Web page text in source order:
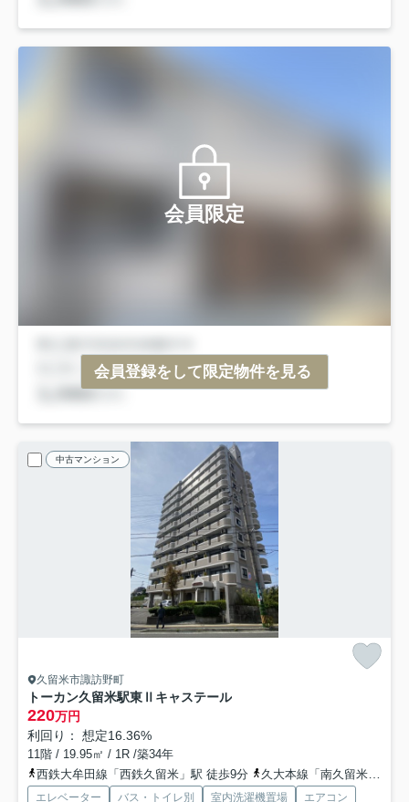
会員限定
会員登録をして限定物件を見る
中古マンション
久留米市諏訪野町
トーカン久留米駅東Ⅱキャステール
220万円
利回り： 想定16.36%
11階 / 19.95㎡ / 1R /築34年
西鉄大牟田線「西鉄久留米」駅 徒歩9分
久大本線「南久留米」駅 徒歩13分
エレベーター バス・トイレ別 室内洗濯機置場
エアコン